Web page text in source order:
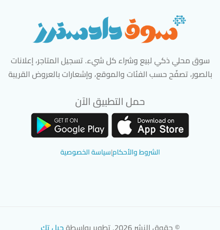
سوق محلي ذكي لبيع وشراء كل شيء. تسجيل المتاجر، إعلانات
بالصور، تصفّح حسب الفئات والموقع، وإشعارات بالعروض القريبة
حمل التطبيق الآن
الشروط والأحكام|سياسة الخصوصية